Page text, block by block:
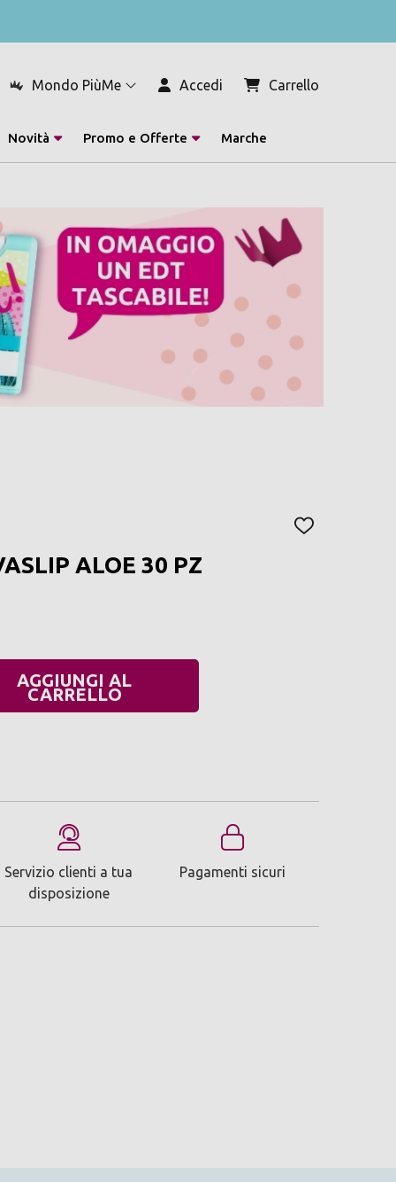
Mondo PiùMe Accedi Carrello
Novità Promo e Offerte Marche
AGGIUNGI
ALOE 30 PZ
AGGIUNGI AL
CARRELLO
Servizio clienti a tua
disposizione
Pagamenti sicuri